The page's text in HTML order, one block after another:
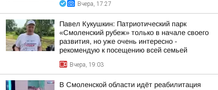
Вчера, 17:27
Павел Кукушкин: Патриотический парк
«Смоленский рубеж» только в начале своего
развития, но уже очень интересно -
рекомендую к посещению всей семьей
Вчера, 19:03
В Смоленской области идёт реабилитация